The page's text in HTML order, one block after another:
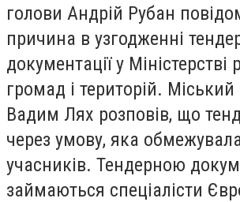
голови Андрій Рубан
причина в узгодженні
документації у Міністерстві
громад і територій. М
Вадим Лях розповів, що
через умову, яка
учасників. Тендерною
займаються спеціалісти